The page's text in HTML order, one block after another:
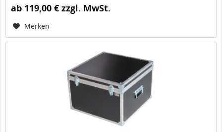
ab 119,00 € zzgl. MwSt.
Merken